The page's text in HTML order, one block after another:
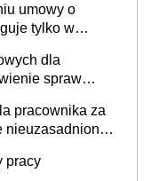
umowy o
tylko w
dla
spraw
pracownika za
nieuzasadniona
pracy